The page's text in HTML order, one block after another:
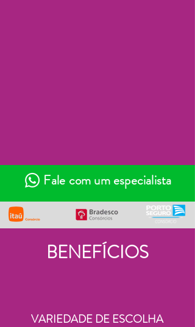
Fale com um especialista
BENEFÍCIOS
VARIEDADE DE ESCOLHA